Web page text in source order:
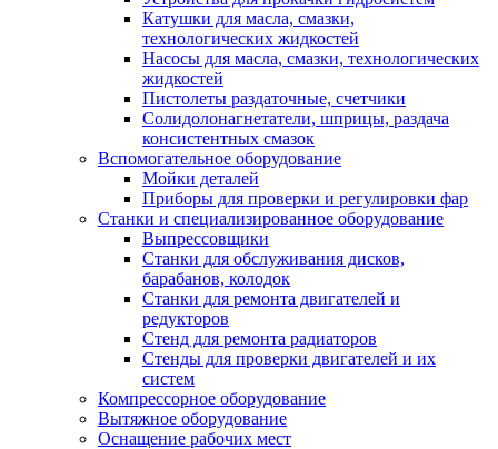
Катушки для масла, смазки,
технологических жидкостей
Насосы для масла, смазки, технологических
жидкостей
Пистолеты раздаточные, счетчики
Солидолонагнетатели, шприцы, раздача
консистентных смазок
Вспомогательное оборудование
Мойки деталей
Приборы для проверки и регулировки фар
Станки и специализированное оборудование
Выпрессовщики
Станки для обслуживания дисков,
барабанов, колодок
Станки для ремонта двигателей и
редукторов
Стенд для ремонта радиаторов
Стенды для проверки двигателей и их
систем
Компрессорное оборудование
Вытяжное оборудование
Оснащение рабочих мест